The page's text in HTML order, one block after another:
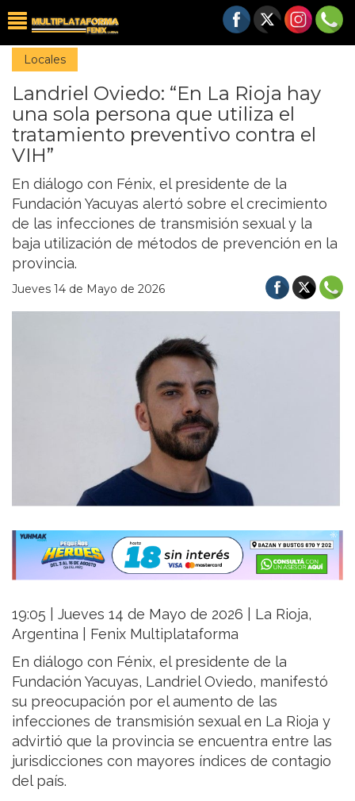
Locales
Landriel Oviedo: “En La Rioja hay
una sola persona que utiliza el
tratamiento preventivo contra el
VIH”
En diálogo con Fénix, el presidente de la
Fundación Yacuyas alertó sobre el crecimiento
de las infecciones de transmisión sexual y la
baja utilización de métodos de prevención en la
provincia.
Jueves 14 de Mayo de 2026
19:05 | Jueves 14 de Mayo de 2026 | La Rioja,
Argentina | Fenix Multiplataforma
En diálogo con Fénix, el presidente de la
Fundación Yacuyas, Landriel Oviedo, manifestó
su preocupación por el aumento de las
infecciones de transmisión sexual en La Rioja y
advirtió que la provincia se encuentra entre las
jurisdicciones con mayores índices de contagio
del país.